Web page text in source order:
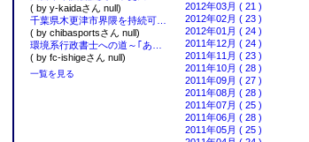
( by y-kaidaさん null)
( by chibasportsさん null)
( by fc-ishigeさん null)
一覧を見る
2012年03月 ( 21 )
2012年02月 ( 23 )
2012年01月 ( 24 )
2011年12月 ( 24 )
2011年11月 ( 23 )
2011年10月 ( 28 )
2011年09月 ( 27 )
2011年08月 ( 28 )
2011年07月 ( 25 )
2011年06月 ( 28 )
2011年05月 ( 25 )